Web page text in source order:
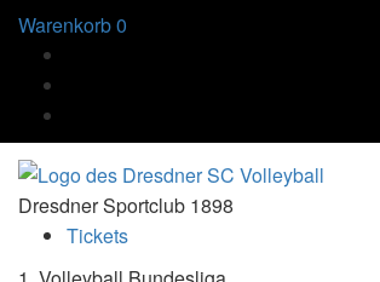
Warenkorb0
Dresdner Sportclub 1898
Tickets